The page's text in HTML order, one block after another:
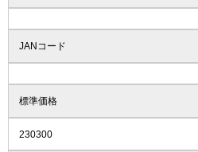
JANコード
標準価格
230300